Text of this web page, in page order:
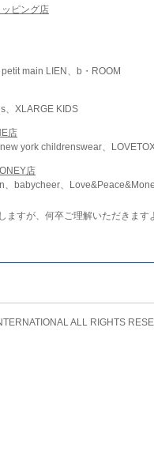
ピング店
main LIEN、b・ROOM
、XLARGE KIDS
店
york childrenswear、
店
、babycheer、
ますが、何卒ご理解いただきます